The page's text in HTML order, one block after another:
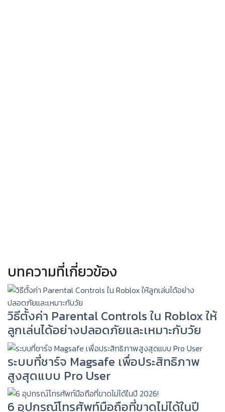
บทความที่เกี่ยวข้อง
วิธีตั้งค่า Parental Controls ใน Roblox ให้
ลูกเล่นได้อย่างปลอดภัยและเหมาะกับวัย
ระบบที่ชาร์จ Magsafe เพื่อประสิทธิภาพ
สูงสุดแบบ Pro User
6 อุปกรณ์โทรศัพท์มือถือที่ขาดไม่ได้ในปี